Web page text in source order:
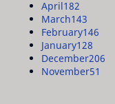
April182
March143
February146
January128
December206
November51